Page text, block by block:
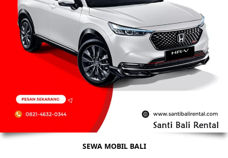
SEWA MOBIL BALI